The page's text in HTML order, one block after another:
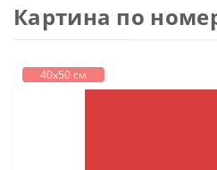
Картина по
40х50 см